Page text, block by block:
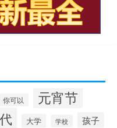
你可以 元宵节
大学 学校 孩子